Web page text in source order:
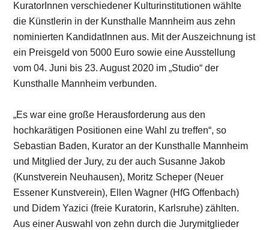
KuratorInnen verschiedener Kulturinstitutionen wählte
die Künstlerin in der Kunsthalle Mannheim aus zehn
nominierten KandidatInnen aus. Mit der Auszeichnung ist
ein Preisgeld von 5000 Euro sowie eine Ausstellung
vom 04. Juni bis 23. August 2020 im „Studio“ der
Kunsthalle Mannheim verbunden.
„Es war eine große Herausforderung aus den
hochkarätigen Positionen eine Wahl zu treffen“, so
Sebastian Baden, Kurator an der Kunsthalle Mannheim
und Mitglied der Jury, zu der auch Susanne Jakob
(Kunstverein Neuhausen), Moritz Scheper (Neuer
Essener Kunstverein), Ellen Wagner (HfG Offenbach)
und Didem Yazici (freie Kuratorin, Karlsruhe) zählten.
Aus einer Auswahl von zehn durch die Jurymitglieder